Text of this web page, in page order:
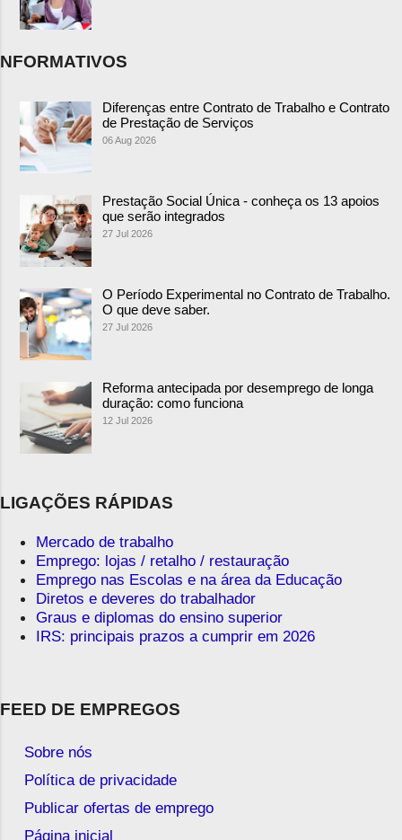
NFORMATIVOS
Diferenças entre Contrato de Trabalho e Contrato
de Prestação de Serviços
06 Aug 2026
Prestação Social Única - conheça os 13 apoios
que serão integrados
27 Jul 2026
O Período Experimental no Contrato de Trabalho.
O que deve saber.
27 Jul 2026
Reforma antecipada por desemprego de longa
duração: como funciona
12 Jul 2026
LIGAÇÕES RÁPIDAS
Mercado de trabalho
Emprego: lojas / retalho / restauração
Emprego nas Escolas e na área da Educação
Diretos e deveres do trabalhador
Graus e diplomas do ensino superior
IRS: principais prazos a cumprir em 2026
FEED DE EMPREGOS
Sobre nós
Política de privacidade
Publicar ofertas de emprego
Página inicial